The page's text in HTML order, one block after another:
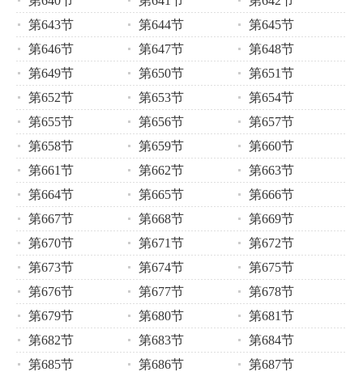
第643节
第644节
第645节
第646节
第647节
第648节
第649节
第650节
第651节
第652节
第653节
第654节
第655节
第656节
第657节
第658节
第659节
第660节
第661节
第662节
第663节
第664节
第665节
第666节
第667节
第668节
第669节
第670节
第671节
第672节
第673节
第674节
第675节
第676节
第677节
第678节
第679节
第680节
第681节
第682节
第683节
第684节
第685节
第686节
第687节